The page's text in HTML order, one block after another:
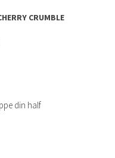
CRUMBLE
din half